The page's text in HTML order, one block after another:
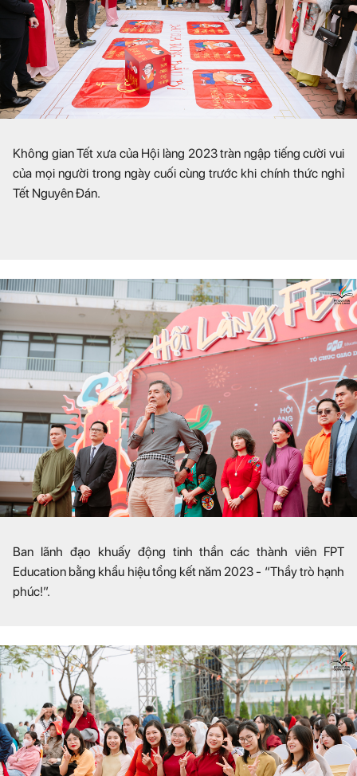
Không gian Tết xưa của Hội làng 2023 tràn ngập tiếng cười vui
của mọi người trong ngày cuối cùng trước khi chính thức nghỉ
Tết Nguyên Đán.
Ban lãnh đạo khuấy động tinh thần các thành viên FPT
Education bằng khẩu hiệu tổng kết năm 2023 - “Thầy trò hạnh
phúc!”.